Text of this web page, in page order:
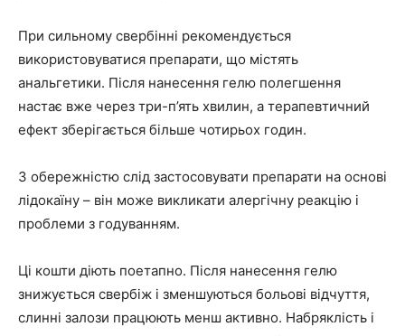
При сильному свербінні рекомендується
використовуватися препарати, що містять
анальгетики. Після нанесення гелю полегшення
настає вже через три-п’ять хвилин, а терапевтичний
ефект зберігається більше чотирьох годин.
З обережністю слід застосовувати препарати на основі
лідокаїну – він може викликати алергічну реакцію і
проблеми з годуванням.
Ці кошти діють поетапно. Після нанесення гелю
знижується свербіж і зменшуються больові відчуття,
слинні залози працюють менш активно. Набряклість і